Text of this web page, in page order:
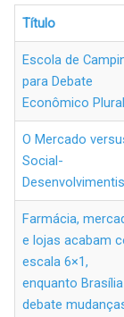
Título
Escola de
para Debate
Econômico Plural
O Mercado
Social-
Farmácia,
e lojas acabam
escala 6×1,
enquanto Brasília
debate